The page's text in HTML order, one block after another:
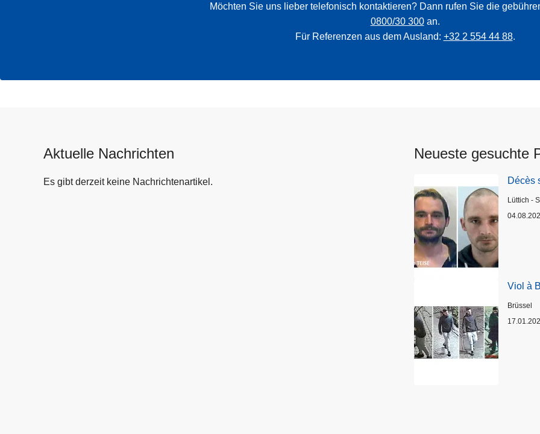
Möchten Sie uns lieber telefonisch kontaktieren? Dann rufen Sie die
0800/30 300an.
Für Referenzen aus dem Ausland: +32 2 554 44 88.
Aktuelle Nachrichten
Es gibt derzeit keine Nachrichtenartikel.
Neueste gesuchte
Décès
Standort
Lüttich -
Viol à
Standort
Brüssel